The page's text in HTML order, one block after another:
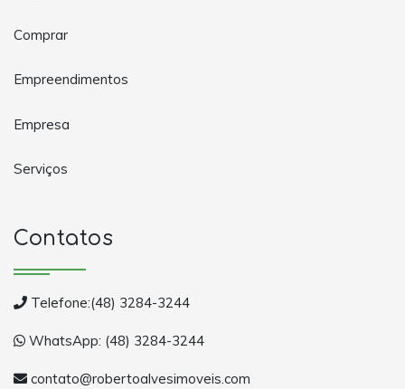
Comprar
Empreendimentos
Empresa
Serviços
Contatos
Telefone:(48) 3284-3244
WhatsApp: (48) 3284-3244
contato@robertoalvesimoveis.com